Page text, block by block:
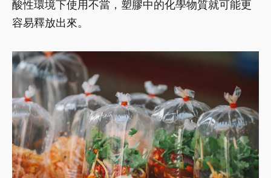
酸性環境下使用不當，塑膠中的化學物質就可能更
容易釋放出來。